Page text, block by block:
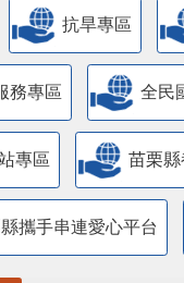
抗旱專區
務專區 全民
專區 苗栗
攜手串連愛心平台